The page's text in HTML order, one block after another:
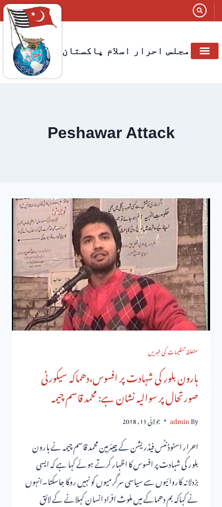
مجلس احرار اسلام پاکستان
Peshawar Attack
متعلقہ تنظیمات کی خبریں
ہارون بلور کی شہادت پر افسوس،دھماکہ سیکورٹی
صورتحال پر سوالیہ نشان ہے: محمد قاسم چیمہ
By
admin جولائی 11, 2018
احرار اسٹوڈنٹس فیڈریشن کے چیئرمین محمد قاسم چیمہ نے ہارون
بلور کی شہادت پر افسوس کا اظہار کرتے ہوئے کہا ہے کہ ایسی
بزدلانہ کاروائیوں سے سیاسی سرگرمیوں کو نہیں روکا جاسکتا۔انہوں
نے کہاکہ بم دھماکے میں ملوث افراد انسان کہلانے کے لائق